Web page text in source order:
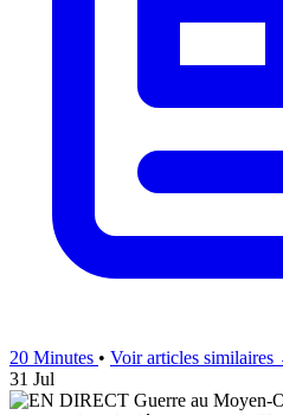
20 Minutes • Voir articles similaires
31 Jul